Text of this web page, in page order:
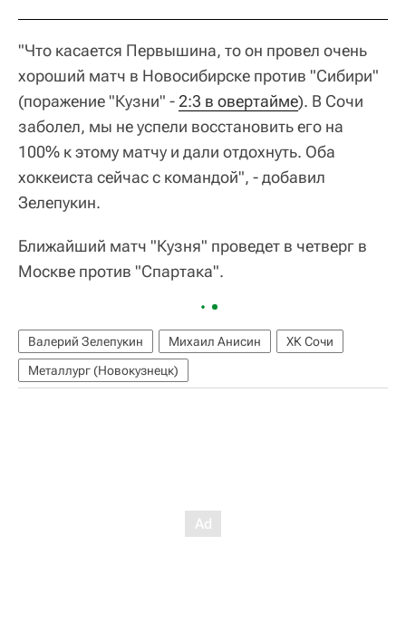
"Что касается Первышина, то он провел очень
хороший матч в Новосибирске против "Сибири"
(поражение "Кузни" - 2:3 в овертайме). В Сочи
заболел, мы не успели восстановить его на
100% к этому матчу и дали отдохнуть. Оба
хоккеиста сейчас с командой", - добавил
Зелепукин.
Ближайший матч "Кузня" проведет в четверг в
Москве против "Спартака".
Валерий Зелепукин Михаил Анисин
ХК Сочи
Металлург (Новокузнецк)